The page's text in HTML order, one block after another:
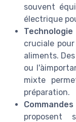
souvent
électrique
cruciale
aliments.
ou
mixte
préparation.
proposent